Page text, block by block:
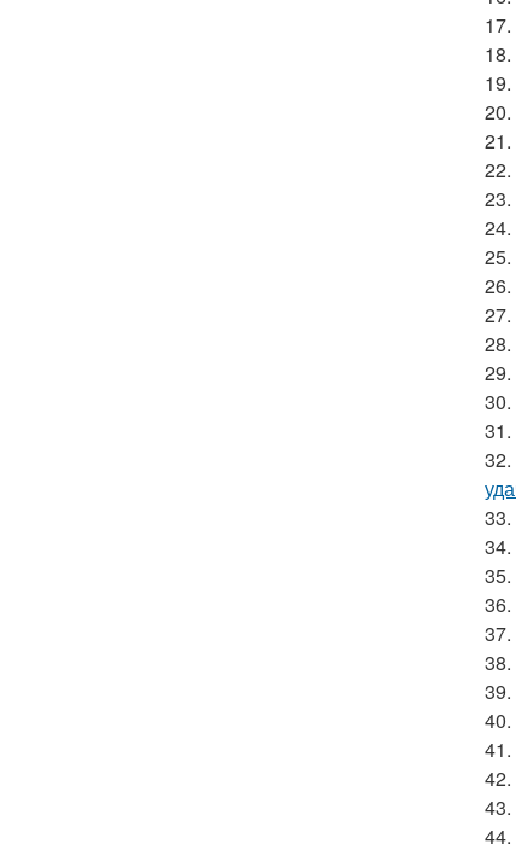
17.
18.
19.
20.
21.
22.
23.
24.
25.
26.
27.
28.
29.
30.
31.
32.
33.
34.
35.
36.
37.
38.
39.
40.
41.
42.
43.
44.